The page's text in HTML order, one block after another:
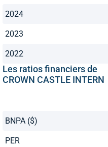
2024
2023
2022
Les ratios financiers de
CROWN CASTLE INTERN
BNPA ($)
PER